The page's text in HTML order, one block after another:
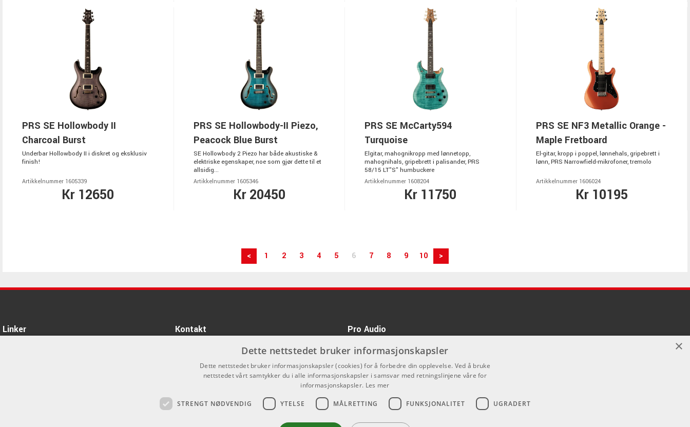
PRS SE Hollowbody II
Charcoal Burst
Underbar Hollowbody II i diskret og eksklusiv
finish!
Artikkelnummer 1605339
Kr 12650
PRS SE Hollowbody-II Piezo,
Peacock Blue Burst
SE Hollowbody 2 Piezo har både akustiske &
elektriske egenskaper, noe som gjør dette til et
allsidig...
Artikkelnummer 1605346
Kr 20450
PRS SE McCarty594
Turquoise
Elgitar, mahognikropp med lønnetopp,
mahognihals, gripebrett i palisander, PRS
58/15 LT"S" humbuckere
Artikkelnummer 1608204
Kr 11750
PRS SE NF3 Metallic Orange -
Maple Fretboard
El-gitar, kropp i poppel, lønnehals, gripebrett i
lønn, PRS Narrowfield-mikrofoner, tremolo
Artikkelnummer 1606024
Kr 10195
< 1 2 3 4 5 6 7 8 9 10 >
Linker Kontakt
Som privatperson kan du ikke kjøpe på denne nettsiden,
info@emnordic.no
Pro Audio
×
Dette nettstedet bruker informasjonskapsler
Dette nettstedet bruker informasjonskapsler (cookies) for å forbedre din opplevelse. Ved å bruke
nettstedet vårt samtykker du i alle informasjonskapsler i samsvar med retningslinjene våre for
informasjonskapsler. Les mer
STRENGT NØDVENDIG YTELSE MÅLRETTING FUNKSJONALITET UGRADERT